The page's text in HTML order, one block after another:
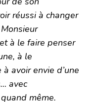
réussi à changer
à le faire penser
à le
avoir envie d’une
avec
même.